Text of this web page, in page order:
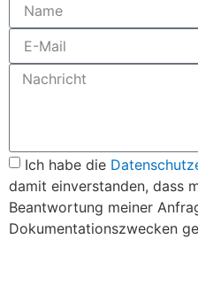
Ich habe die
damit einverstanden, dass
Beantwortung meiner
Dokumentationszwecken